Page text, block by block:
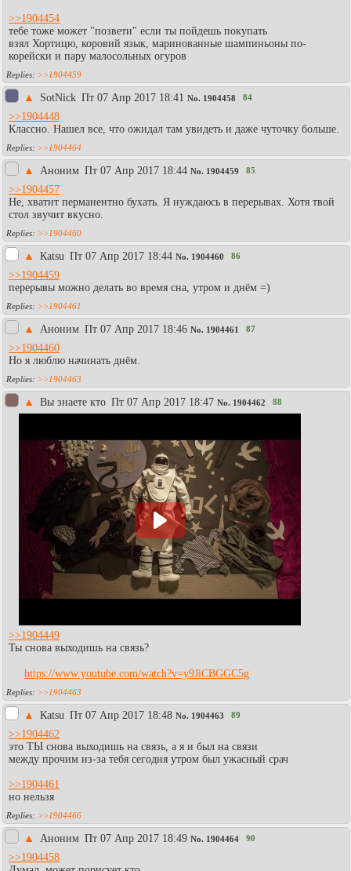
>>1904454
тебе тоже может "позвети" если ты пойдешь покупать
взял Хортицю, коровий язык, маринованные шампиньоны по-
корейски и пару малосольных огуров
>>1904459
▲ SotNick Пт 07 Апр 2017 18:41 No. 1904458 84
>>1904448
Классно. Нашел все, что ожидал там увидеть и даже чуточку больше.
>>1904464
▲ Аноним Пт 07 Апр 2017 18:44 No. 1904459 85
>>1904457
Не, хватит перманентно бухать. Я нуждаюсь в перерывах. Хотя твой
стол звучит вкусно.
>>1904460
▲ Каtsu Пт 07 Апр 2017 18:44 No. 1904460 86
>>1904459
перерывы можно делать во время сна, утром и днём =)
>>1904461
▲ Аноним Пт 07 Апр 2017 18:46 No. 1904461 87
>>1904460
Но я люблю начинать днём.
>>1904463
▲ Вы знаете кто Пт 07 Апр 2017 18:47 No. 1904462 88
>>1904449
Ты снова выходишь на связь?
https://www.youtube.com/watch?v=y9JiCBGGC5g
>>1904463
▲ Каtsu Пт 07 Апр 2017 18:48 No. 1904463 89
>>1904462
это ТЫ снова выходишь на связь, а я и был на связи
между прочим из-за тебя сегодня утром был ужасный срач
>>1904461
но нельзя
>>1904466
▲ Аноним Пт 07 Апр 2017 18:49 No. 1904464 90
>>1904458